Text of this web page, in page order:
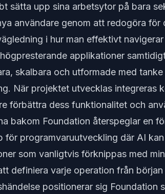
sätta upp sina arbetsytor på bara
användare genom att redogöra
i hur man effektivt
applikationer
skalbara och utformade med
När projektet utvecklas integreras
förbättra dess funktionalitet och
bakom Foundation återspeglar en
för programvaruutveckling där AI
som vanligtvis förknippas med
definiera varje operation från
positionerar sig Foundation